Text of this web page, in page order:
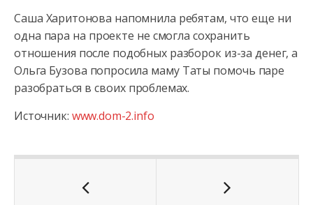
Саша Харитонова напомнила ребятам, что еще ни
одна пара на проекте не смогла сохранить
отношения после подобных разборок из-за денег, а
Ольга Бузова попросила маму Таты помочь паре
разобраться в своих проблемах.
Источник: www.dom-2.info